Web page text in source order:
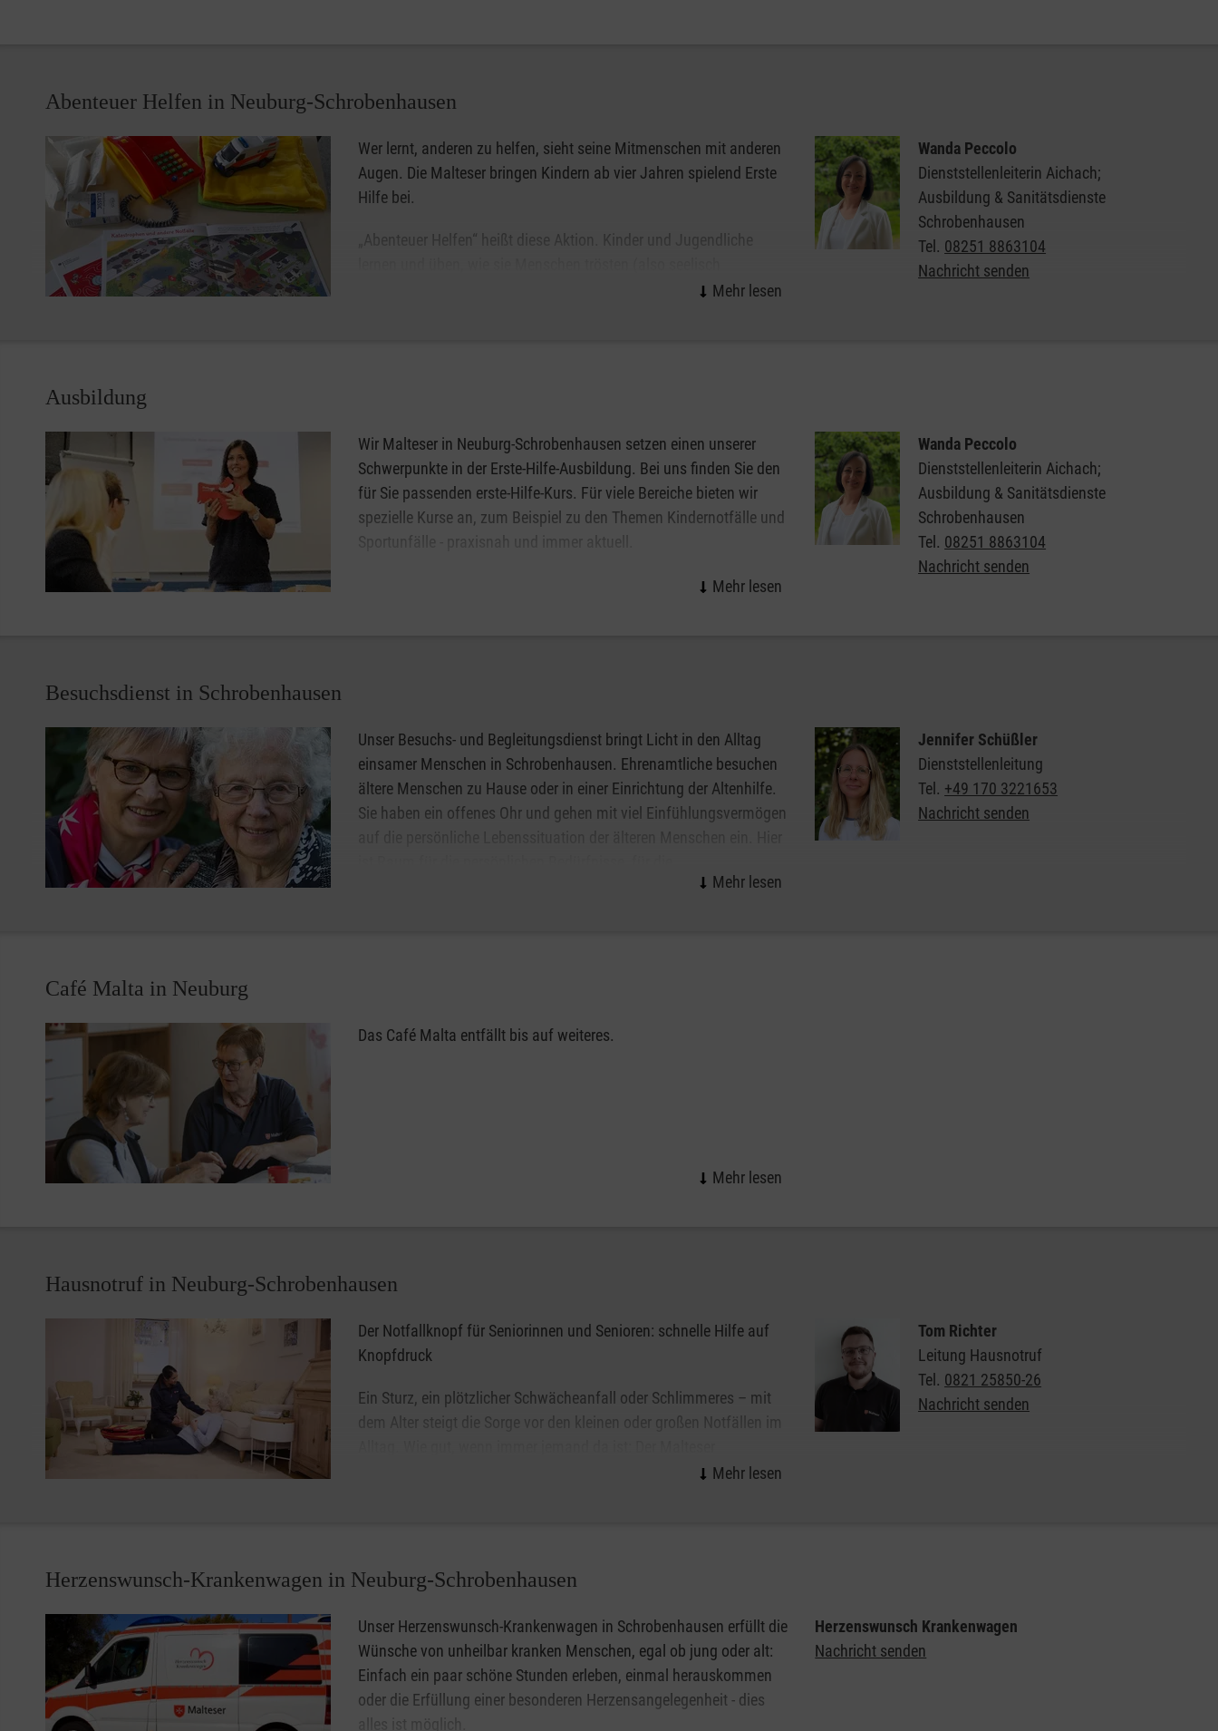
Abenteuer Helfen in Neuburg-Schrobenhausen
Wer lernt, anderen zu helfen, sieht seine Mitmenschen mit anderen
Augen. Die Malteser bringen Kindern ab vier Jahren spielend Erste
Hilfe bei.
„Abenteuer Helfen“ heißt diese Aktion. Kinder und Jugendliche
betreuen), wie sie selbst helfen (also einfache Verbände anlegen)
Wanda Peccolo
Dienststellenleiterin Aichach;
Ausbildung & Sanitätsdienste
Schrobenhausen
Tel. 08251 8863104
Nachricht senden
Ausbildung
Wir Malteser in Neuburg-Schrobenhausen setzen einen unserer
Schwerpunkte in der Erste-Hilfe-Ausbildung. Bei uns finden Sie den
für Sie passenden erste-Hilfe-Kurs. Für viele Bereiche bieten wir
spezielle Kurse an, zum Beispiel zu den Themen Kindernotfälle und
Gerne beraten wir Sie auch bei der Auswahl eines Kurses: wenn Sie
Wanda Peccolo
Dienststellenleiterin Aichach;
Ausbildung & Sanitätsdienste
Schrobenhausen
Tel. 08251 8863104
Nachricht senden
Besuchsdienst in Schrobenhausen
Unser Besuchs- und Begleitungsdienst bringt Licht in den Alltag
einsamer Menschen in Schrobenhausen. Ehrenamtliche besuchen
ältere Menschen zu Hause oder in einer Einrichtung der Altenhilfe.
Sie haben ein offenes Ohr und gehen mit viel Einfühlungsvermögen
Jennifer Schüßler
Dienststellenleitung
Tel. +49 170 3221653
Nachricht senden
Café Malta in Neuburg
Das Café Malta entfällt bis auf weiteres.
Hausnotruf in Neuburg-Schrobenhausen
Der Notfallknopf für Seniorinnen und Senioren: schnelle Hilfe auf
Knopfdruck
Ein Sturz, ein plötzlicher Schwächeanfall oder Schlimmeres – mit
dem Alter steigt die Sorge vor den kleinen oder großen Notfällen im
Hausnotruf ist per Notfallknopf rund um die Uhr erreichbar und
handliche Gerät kann als Notrufarmband am Handgelenk getragen werden oder auf Wunsch auch als Halskette.
Noch Fragen zum Hausnotruf?
0800 99 66 029
Unsere Mitarbeiter sind Mo-Fr von 8-20 Uhr für Sie erreichbar.
Tom Richter
Leitung Hausnotruf
Tel. 0821 25850-26
Nachricht senden
Herzenswunsch-Krankenwagen in Neuburg-Schrobenhausen
Unser Herzenswunsch-Krankenwagen in Schrobenhausen erfüllt die
Wünsche von unheilbar kranken Menschen, egal ob jung oder alt:
Einfach ein paar schöne Stunden erleben, einmal herauskommen
oder die Erfüllung einer besonderen Herzensangelegenheit - dies
Herzenswunsch Krankenwagen
Nachricht senden